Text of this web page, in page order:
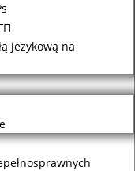
jezykową na